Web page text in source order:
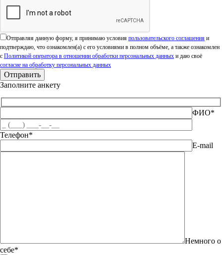
Отправляя данную форму, я принимаю условия пользовательского соглашения и
подтверждаю, что ознакомлен(а) с его условиями в полном объёме, а также ознакомлен
с Политикой оператора в отношении обработки персональных данных и даю своё
согласие на обработку персональных данных
Заполните анкету
ФИО*
Телефон*
E-mail
Немного о
себе*